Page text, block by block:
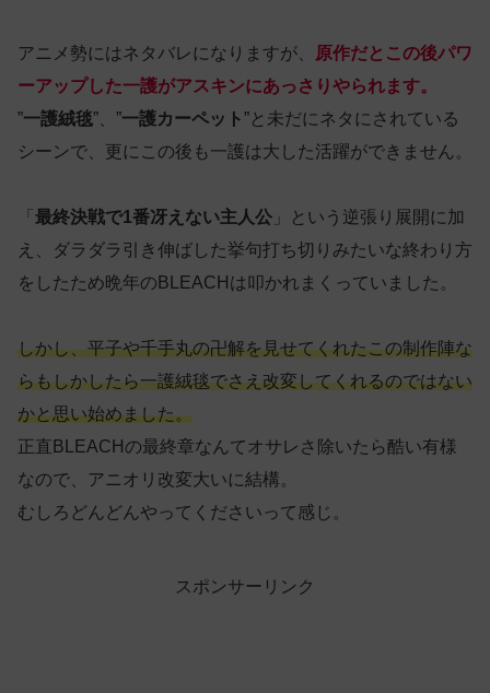
アニメ勢にはネタバレになりますが、
原作だとこの後パワ
ーアップした一護がアスキンにあっさりやられます。
”一護絨毯”、”一護カーペット ”と未だにネタにされている
シーンで、更にこの後も一護は大した活躍ができません。
「 最終決戦で1番冴えない主人公 」という逆張り展開に加
え、ダラダラ引き伸ばした挙句打ち切りみたいな終わり方
をしたため晩年のBLEACHは叩かれまくっていました。
しかし、平子や千手丸の卍解を見せてくれたこの制作陣な
らもしかしたら一護絨毯でさえ改変してくれるのではない
かと思い始めました。
正直BLEACHの最終章なんてオサレさ除いたら酷い有様
なので、アニオリ改変大いに結構。
むしろどんどんやってくださいって感じ。
スポンサーリンク